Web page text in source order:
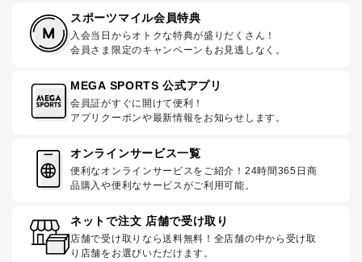
スポーツマイル会員特典
入会当日からオトクな特典が盛りだくさん！
会員さま限定のキャンペーンもお見逃しなく。
MEGA SPORTS 公式アプリ
会員証がすぐに開けて便利！
アプリクーポンや最新情報をお知らせします。
オンラインサービス一覧
便利なオンラインサービスをご紹介！24時間365日商
品購入や便利なサービスがご利用可能。
ネットで注文 店舗で受け取り
店舗で受け取りなら送料無料！全店舗の中から受け取
り店舗をお選びいただけます。